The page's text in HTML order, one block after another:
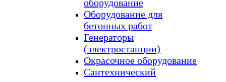
оборудование
Оборудование для
бетонных работ
Генераторы
(электростанции)
Окрасочное оборудование
Сантехнический